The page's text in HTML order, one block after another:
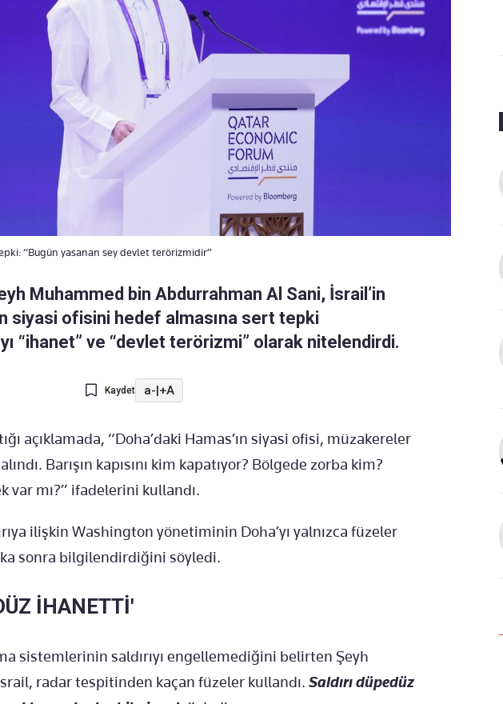
“Bugün yasanan sey devlet terörizmidir”
Muhammed bin Abdurrahman Al Sani, İsrail’in
siyasi ofisini hedef almasına sert tepki
“ihanet” ve “devlet terörizmi” olarak nitelendirdi.
Kaydet a-|+A
açıklamada, “Doha’daki Hamas’ın siyasi ofisi, müzakereler
Barışın kapısını kim kapatıyor? Bölgede zorba kim?
var mı?” ifadelerini kullandı.
ilişkin Washington yönetiminin Doha’yı yalnızca füzeler
sonra bilgilendirdiğini söyledi.
İHANETTİ'
sistemlerinin saldırıyı engellemediğini belirten Şeyh
radar tespitinden kaçan füzeler kullandı. Saldırı düpedüz